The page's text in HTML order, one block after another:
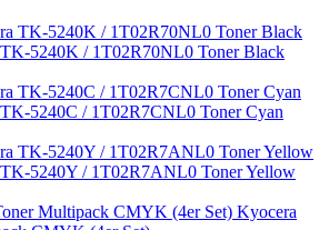
5240K / 1T02R70NL0 Toner Black
5240C / 1T02R7CNL0 Toner Cyan
5240Y / 1T02R7ANL0 Toner Yellow
Kyocera